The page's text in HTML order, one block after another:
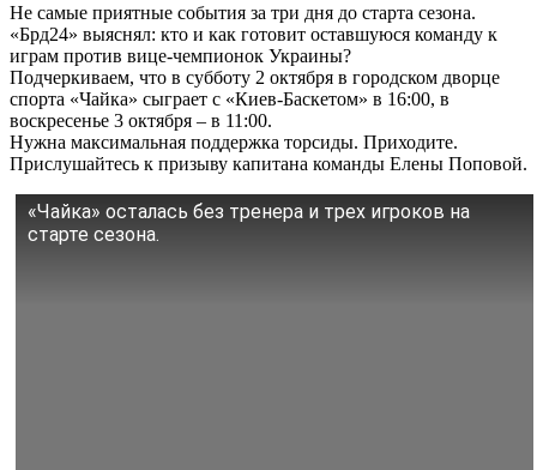
Не самые приятные события за три дня до старта сезона.
«Брд24» выяснял: кто и как готовит оставшуюся команду к
играм против вице-чемпионок Украины?
Подчеркиваем, что в субботу 2 октября в городском дворце
спорта «Чайка» сыграет с «Киев-Баскетом» в 16:00, в
воскресенье 3 октября – в 11:00.
Нужна максимальная поддержка торсиды. Приходите.
Прислушайтесь к призыву капитана команды Елены Поповой.
«Чайка» осталась без тренера и трех игроков на
старте сезона.